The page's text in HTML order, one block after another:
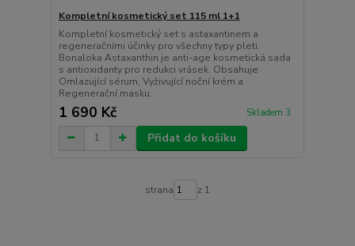
Kompletní kosmetický set 115 ml 1+1
Kompletní kosmetický set s astaxantinem a
regeneračními účinky pro všechny typy pleti.
Bonaloka Astaxanthin je anti-age kosmetická sada
s antioxidanty pro redukci vrásek. Obsahuje
Omlazující sérum, Vyživující noční krém a
Regenerační masku.
1 690 Kč Skladem 3
Přidat do košíku
strana z 1